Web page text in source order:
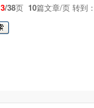
3/38页 10篇文章/页 转到：